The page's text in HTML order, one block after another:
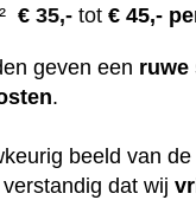
€ 35,- tot € 45,-
geven een ruwe
.
beeld van
dat wij